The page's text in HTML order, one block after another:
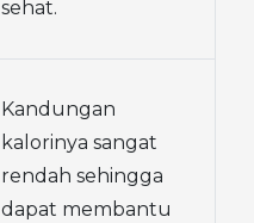
sehat.
Kandungan
kalorinya sangat
rendah sehingga
dapat membantu